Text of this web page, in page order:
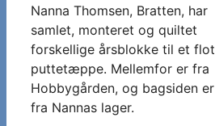
Nanna Thomsen, Bratten, har
samlet, monteret og quiltet
forskellige årsblokke til et flot
puttetæppe. Mellemfor er fra
Hobbygården, og bagsiden er
fra Nannas lager.